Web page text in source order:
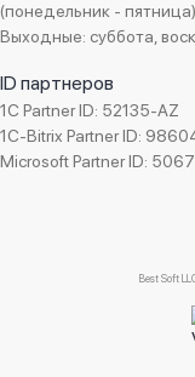
(понедельник - пятница)
Выходные: суббота,
ID партнеров
1C Partner ID: 52135-AZ
1C-Bitrix Partner ID:
Microsoft Partner ID:
Best Soft